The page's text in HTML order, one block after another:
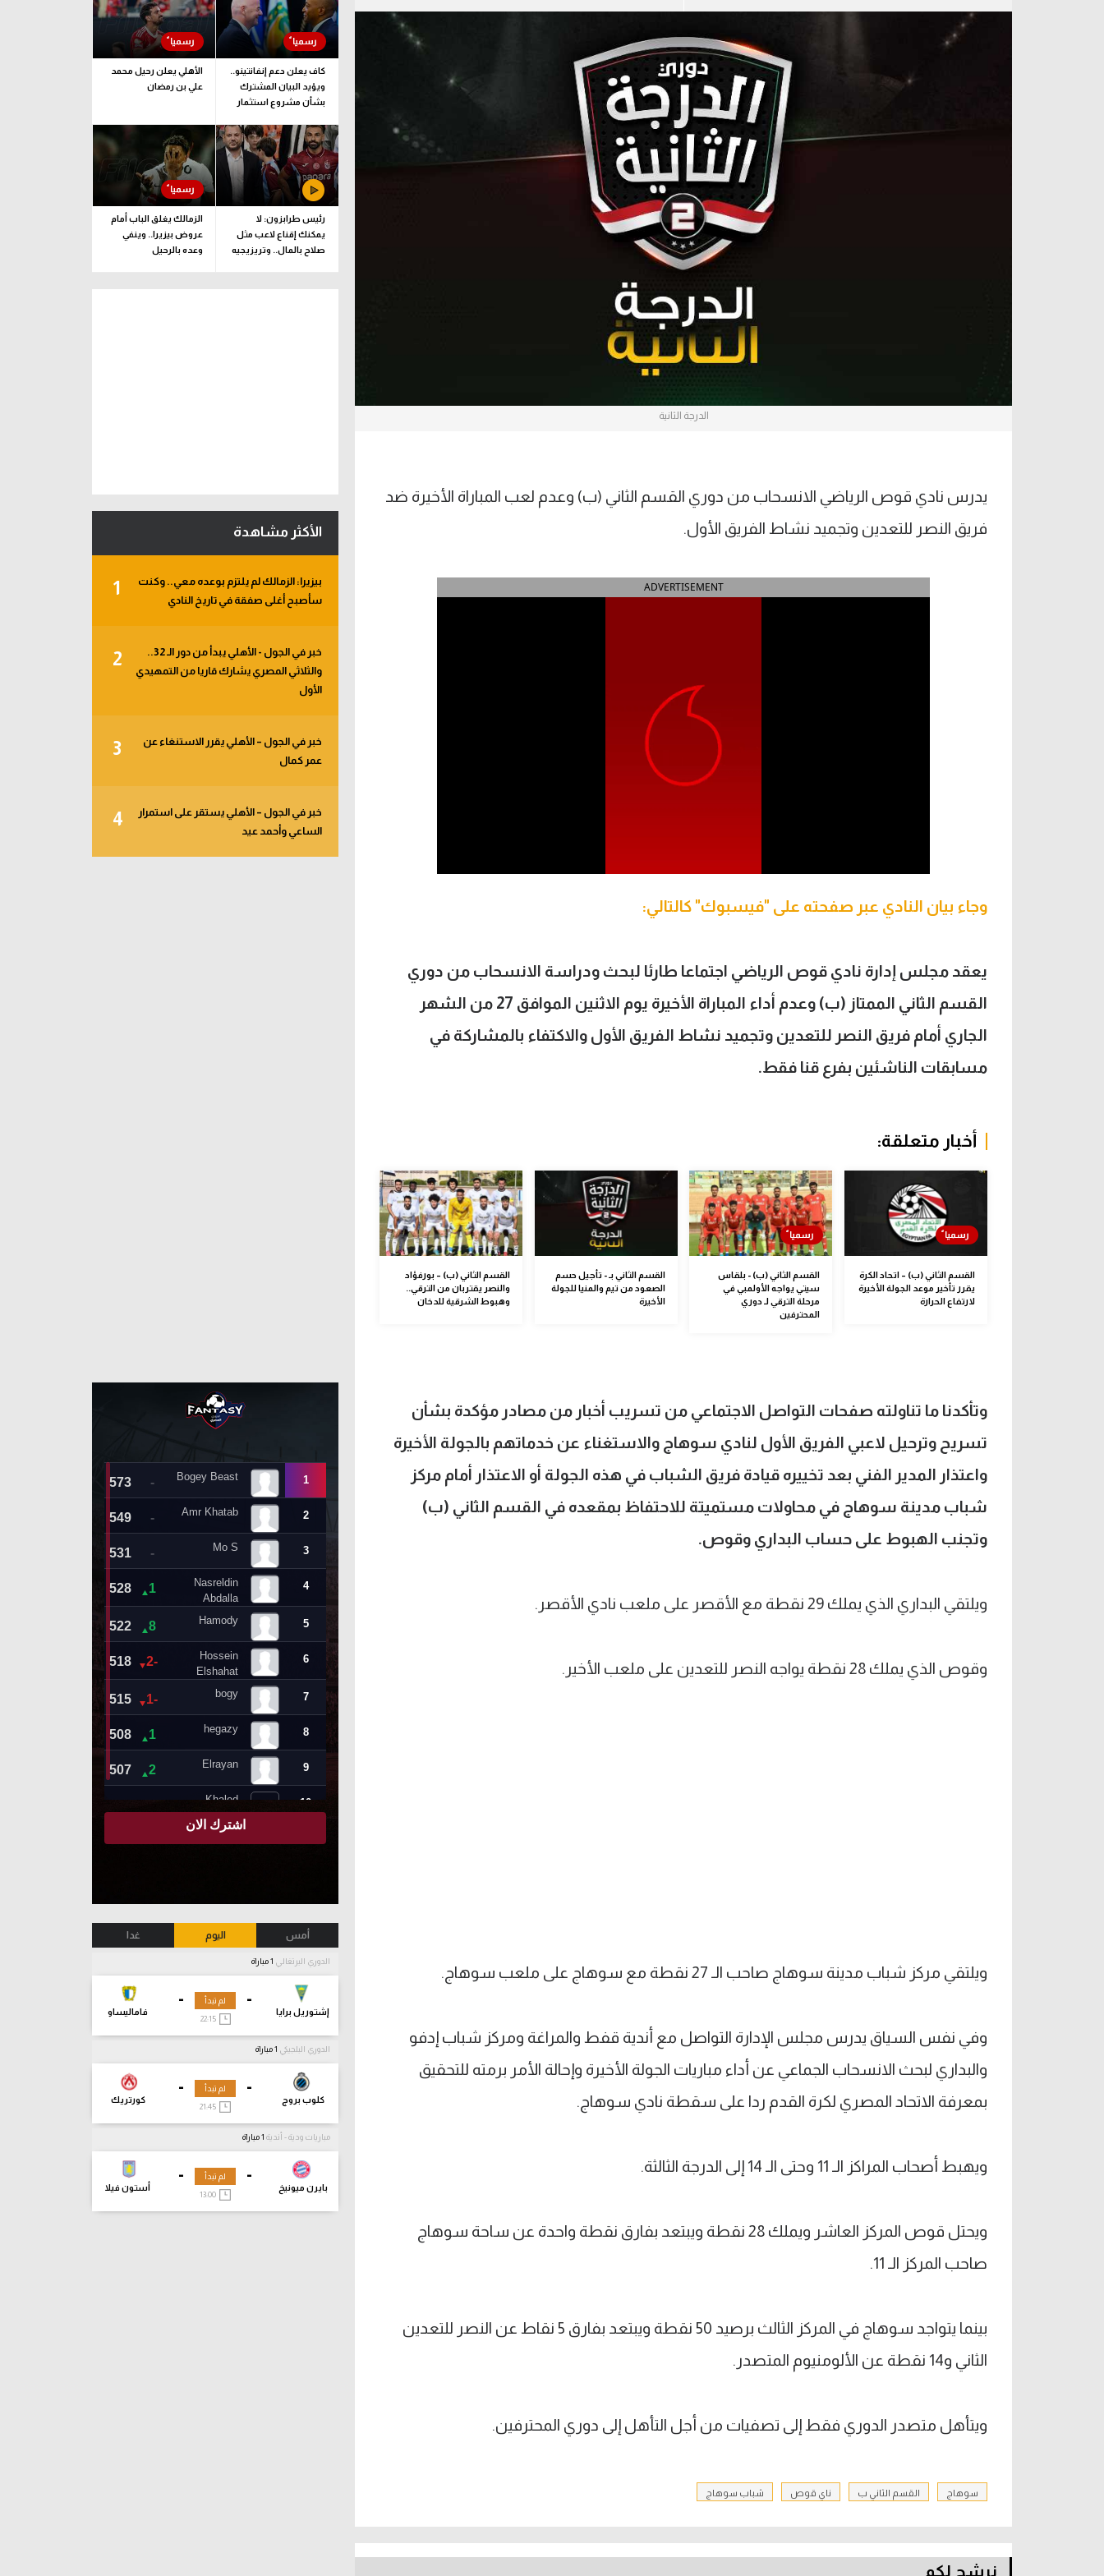
دوري أبطال أوروبا
دوري أبطال إفريقيا
كل البطولات
القسم الثاني
رياضات أخرى
آسيا
أمريكا
الدرجة الثانية
يدرس نادي قوص الرياضي الانسحاب من دوري القسم الثاني (ب) وعدم لعب المباراة الأخيرة ضد
فريق النصر للتعدين وتجميد نشاط الفريق الأول.
ADVERTISEMENT
وجاء بيان النادي عبر صفحته على "فيسبوك" كالتالي:
يعقد مجلس إدارة نادي قوص الرياضي اجتماعا طارئا لبحث ودراسة الانسحاب من دوري
القسم الثاني الممتاز (ب) وعدم أداء المباراة الأخيرة يوم الاثنين الموافق 27 من الشهر
الجاري أمام فريق النصر للتعدين وتجميد نشاط الفريق الأول والاكتفاء بالمشاركة في
مسابقات الناشئين بفرع قنا فقط.
أخبار متعلقة:
القسم الثاني (ب) – اتحاد الكرة
يقرر تأخير موعد الجولة الأخيرة
لارتفاع الحرارة
القسم الثاني (ب) - بلقاس
سيتي يواجه الأولمبي في
مرحلة الترقي لـ دوري
المحترفين
القسم الثاني بـ - تأجيل حسم
الصعود من تيم والمنيا للجولة
الأخيرة
القسم الثاني (ب) – بورفؤاد
والنصر يقتربان من الترقي..
وهبوط الشرقية للدخان
وتأكدنا ما تناولته صفحات التواصل الاجتماعي من تسريب أخبار من مصادر مؤكدة بشأن
تسريح وترحيل لاعبي الفريق الأول لنادي سوهاج والاستغناء عن خدماتهم بالجولة الأخيرة
واعتذار المدير الفني بعد تخييره قيادة فريق الشباب في هذه الجولة أو الاعتذار أمام مركز
شباب مدينة سوهاج في محاولات مستميتة للاحتفاظ بمقعده في القسم الثاني (ب)
وتجنب الهبوط على حساب البداري وقوص.
ويلتقي البداري الذي يملك 29 نقطة مع الأقصر على ملعب نادي الأقصر.
وقوص الذي يملك 28 نقطة يواجه النصر للتعدين على ملعب الأخير.
ويلتقي مركز شباب مدينة سوهاج صاحب الـ 27 نقطة مع سوهاج على ملعب سوهاج.
وفي نفس السياق يدرس مجلس الإدارة التواصل مع أندية قفط والمراغة ومركز شباب إدفو
والبداري لبحث الانسحاب الجماعي عن أداء مباريات الجولة الأخيرة وإحالة الأمر برمته للتحقيق
بمعرفة الاتحاد المصري لكرة القدم ردا على سقطة نادي سوهاج.
ويهبط أصحاب المراكز الـ 11 وحتى الـ 14 إلى الدرجة الثالثة.
ويحتل قوص المركز العاشر ويملك 28 نقطة ويبتعد بفارق نقطة واحدة عن ساحة سوهاج
صاحب المركز الـ 11.
بينما يتواجد سوهاج في المركز الثالث برصيد 50 نقطة ويبتعد بفارق 5 نقاط عن النصر للتعدين
الثاني و14 نقطة عن الألومنيوم المتصدر.
ويتأهل متصدر الدوري فقط إلى تصفيات من أجل التأهل إلى دوري المحترفين.
سوهاج القسم الثاني ب ناي قوص شباب سوهاج
نرشح لكم
كاف يعلن دعم إنفانتينو..
ويؤيد البيان المشترك
بشأن مشروع استثمار
الأهلي يعلن رحيل محمد
علي بن رمضان
رئيس طرابزون: لا
يمكنك إقناع لاعب مثل
صلاح بالمال.. وتريزيجيه
الزمالك يغلق الباب أمام
عروض بيزيرا.. وينفي
وعده بالرحيل
الأكثر مشاهدة
1
بيزيرا: الزمالك لم يلتزم بوعده معي.. وكنت
سأصبح أغلى صفقة في تاريخ النادي
2
خبر في الجول - الأهلي يبدأ من دور الـ 32..
والثلاثي المصري يشارك قاريا من التمهيدي
الأول
3
خبر في الجول – الأهلي يقرر الاستنغاء عن
عمر كمال
4
خبر في الجول – الأهلي يستقر على استمرار
الساعي وأحمد عيد
أمس اليوم غدا
الدوري البرتغالي
-
إشتوريل برايا
-
فاماليساو
لم تبدأ
22:15
الدوري البلجيكي
-
كلوب بروج
-
كورتريك
لم تبدأ
مباريات ودية - أندية
-
بايرن ميونيخ
-
أستون فيلا
لم تبدأ